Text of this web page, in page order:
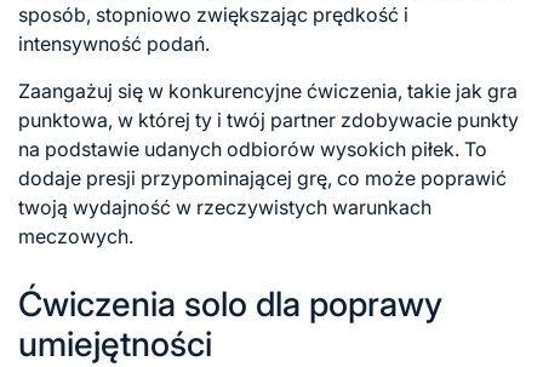
sposób, stopniowo zwiększając prędkość i
intensywność podań.
Zaangażuj się w konkurencyjne ćwiczenia, takie jak gra
punktowa, w której ty i twój partner zdobywacie punkty
na podstawie udanych odbiorów wysokich piłek. To
dodaje presji przypominającej grę, co może poprawić
twoją wydajność w rzeczywistych warunkach
meczowych.
Ćwiczenia solo dla poprawy
umiejętności